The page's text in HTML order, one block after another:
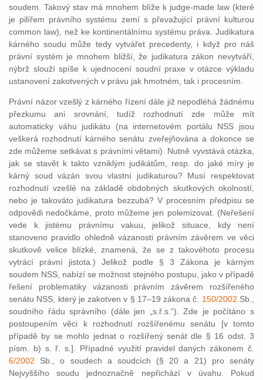
soudem. Takový stav má mnohem blíže k judge‑made law (které
je pilířem právního systému zemí s převažující právní kulturou
common law), než ke kontinentálnímu systému práva. Judikatura
kárného soudu může tedy vytvářet precedenty, i když pro náš
právní systém je mnohem bližší, že judikatura zákon nevytváří,
nýbrž slouží spíše k ujednocení soudní praxe v otázce výkladu
ustanovení zakotvených v právu jak hmotném, tak i procesním.
Právní názor vzešlý z kárného řízení dále již nepodléhá žádnému
přezkumu ani srovnání, tudíž rozhodnutí zde může mít
automaticky váhu judikátu (na internetovém portálu NSS jsou
veškerá rozhodnutí kárného senátu zveřejňována a dokonce se
zde můžeme setkávat s právními větami). Nutně vyvstává otázka,
jak se stavět k takto vzniklým judikátům, resp. do jaké míry je
kárný soud vázán svou vlastní judikaturou? Musí respektovat
rozhodnutí vzešlé na základě obdobných skutkových okolností,
nebo je takováto judikatura bezzubá? V procesním předpisu se
odpovědi nedočkáme, proto můžeme jen polemizovat. (Neřešení
vede k jistému právnímu vakuu, jelikož situace, kdy není
stanoveno pravidlo ohledně vázanosti právním závěrem ve věci
skutkově velice blízké, znamená, že se z takovéhoto procesu
vytrácí právní jistota.) Jelikož podle § 3 Zákona je kárným
soudem NSS, nabízí se možnost stejného postupu, jako v případě
řešení problematiky vázanosti právním závěrem rozšířeného
senátu NSS, který je zakotven v § 17–19 zákona č. 150/2002 Sb.,
soudního řádu správního (dále jen „s.ř.s.“). Zde je počítáno s
postoupením věci k rozhodnutí rozšířenému senátu [v tomto
případě by se mohlo jednat o rozšířený senát dle § 16 odst. 3
písm. b) s. ř. s.]. Případné využití pravidel daných zákonem č.
6/2002 Sb., o soudech a soudcích (§ 20 a 21) pro senáty
Nejvyššího soudu jednoznačně nepřichází v úvahu. Pokud